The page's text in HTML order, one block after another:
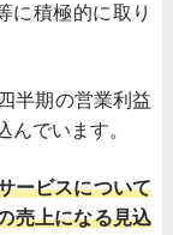
に積極的に取り
半期の営業利益
でいます。
ービスについて
売上になる見込